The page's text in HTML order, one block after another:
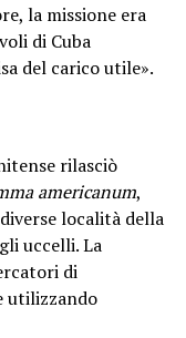
la missione era
di Cuba
del carico utile».
rilasciò
americanum,
località della
uccelli. La
di
utilizzando